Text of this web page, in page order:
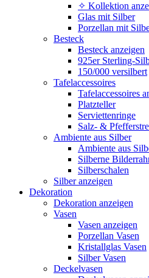
✧ Kollektion
Glas mit Silber
Porzellan mit
Besteck
Besteck anzeigen
925er Sterling-
150/000 versilbert
Tafelaccessoires
Tafelaccessoires
Platzteller
Serviettenringe
Salz- &
Ambiente aus Silber
Ambiente aus
Silberne
Silberschalen
Silber anzeigen
Dekoration
Dekoration anzeigen
Vasen
Vasen anzeigen
Porzellan Vasen
Kristallglas Vasen
Silber Vasen
Deckelvasen